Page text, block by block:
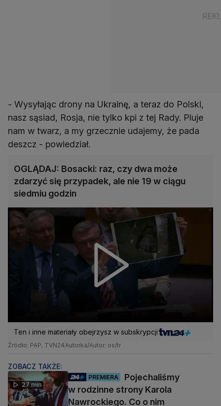
- Wysyłając drony na Ukrainę, a teraz do Polski,
nasz sąsiad, Rosja, nie tylko kpi z tej Rady. Pluje
nam w twarz, a my grzecznie udajemy, że pada
deszcz - powiedział.
OGLĄDAJ: Bosacki: raz, czy dwa może
zdarzyć się przypadek, ale nie 19 w ciągu
siedmiu godzin
Ten i inne materiały obejrzysz w subskrypcji
Źródło: PAP, TVN24Autorka/Autor: os/tr
ZOBACZ TAKŻE:
27 min
PREMIERA
Pojechaliśmy
w rodzinne strony Karola
Nawrockiego. Co o nim